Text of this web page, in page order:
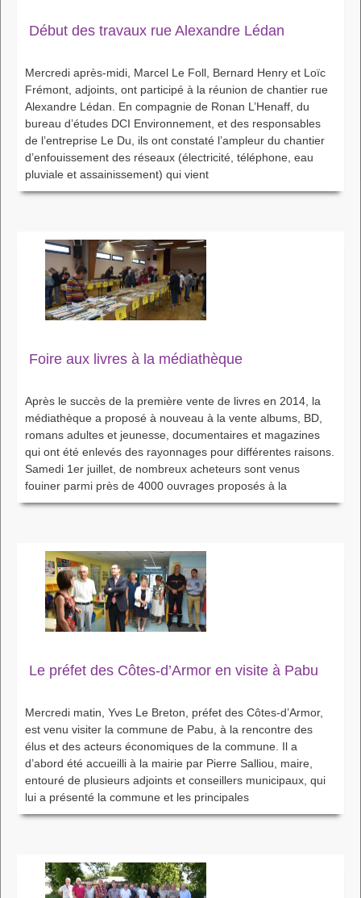
Début des travaux rue Alexandre Lédan
Mercredi après-midi, Marcel Le Foll, Bernard Henry et Loïc
Frémont, adjoints, ont participé à la réunion de chantier rue
Alexandre Lédan. En compagnie de Ronan L’Henaff, du
bureau d’études DCI Environnement, et des responsables
de l’entreprise Le Du, ils ont constaté l’ampleur du chantier
d’enfouissement des réseaux (électricité, téléphone, eau
pluviale et assainissement) qui vient
Foire aux livres à la médiathèque
Après le succès de la première vente de livres en 2014, la
médiathèque a proposé à nouveau à la vente albums, BD,
romans adultes et jeunesse, documentaires et magazines
qui ont été enlevés des rayonnages pour différentes raisons.
Samedi 1er juillet, de nombreux acheteurs sont venus
fouiner parmi près de 4000 ouvrages proposés à la
Le préfet des Côtes-d’Armor en visite à Pabu
Mercredi matin, Yves Le Breton, préfet des Côtes-d’Armor,
est venu visiter la commune de Pabu, à la rencontre des
élus et des acteurs économiques de la commune. Il a
d’abord été accueilli à la mairie par Pierre Salliou, maire,
entouré de plusieurs adjoints et conseillers municipaux, qui
lui a présenté la commune et les principales